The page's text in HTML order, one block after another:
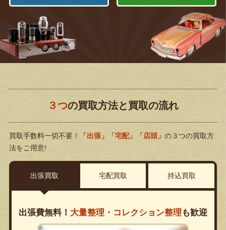
３つの買取方法と買取の流れ
買取手数料一切不要！ 「出張」「宅配」「店頭」 の３つの買取方
法をご用意!
出張買取 宅配買取 持込買取
出張費無料！ 大量整理・コレクション整理 も歓迎